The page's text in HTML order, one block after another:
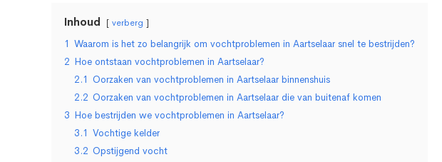
Inhoud verberg
1 Waarom is het zo belangrijk om vochtproblemen in Aartselaar snel te bestrijden?
2 Hoe ontstaan vochtproblemen in Aartselaar?
2.1 Oorzaken van vochtproblemen in Aartselaar binnenshuis
2.2 Oorzaken van vochtproblemen in Aartselaar die van buitenaf komen
3 Hoe bestrijden we vochtproblemen in Aartselaar?
3.1 Vochtige kelder
3.2 Opstijgend vocht